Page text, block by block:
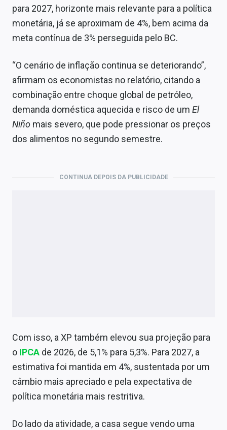
para 2027, horizonte mais relevante para a política
monetária, já se aproximam de 4%, bem acima da
meta contínua de 3% perseguida pelo BC.
“O cenário de inflação continua se deteriorando”,
afirmam os economistas no relatório, citando a
combinação entre choque global de petróleo,
demanda doméstica aquecida e risco de um El
Niño mais severo, que pode pressionar os preços
dos alimentos no segundo semestre.
CONTINUA DEPOIS DA PUBLICIDADE
Com isso, a XP também elevou sua projeção para
o IPCA de 2026, de 5,1% para 5,3%. Para 2027, a
estimativa foi mantida em 4%, sustentada por um
câmbio mais apreciado e pela expectativa de
política monetária mais restritiva.
Do lado da atividade, a casa segue vendo uma